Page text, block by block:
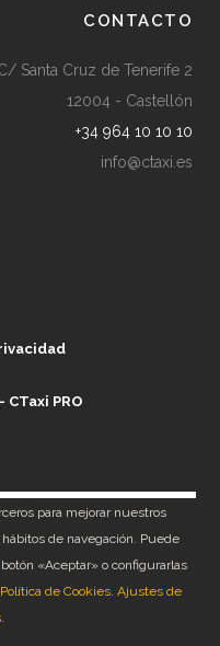
para mejorar nuestros
de navegación. Puede
«Aceptar» o configurarlas
Política de Cookies. Ajustes de
.
CONTACTO
Santa Cruz de Tenerife 2
12004 - Castellón
+34 964 10 10 10
info@ctaxi.es
PRO
Recuperación, Transformación y